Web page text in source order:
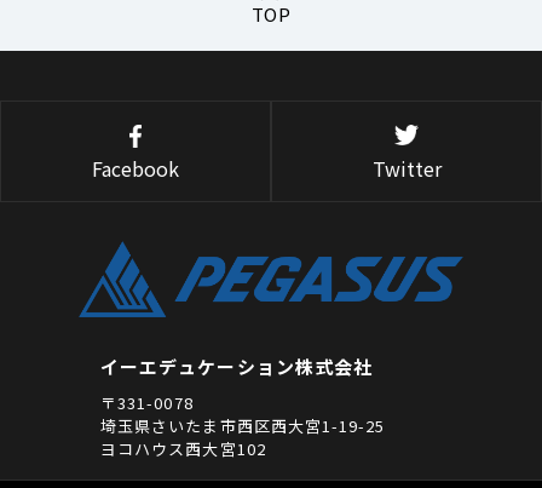
TOP
Facebook Twitter
イーエデュケーション株式会社
〒331-0078
埼玉県さいたま市西区西大宮1-19-25
ヨコハウス西大宮102